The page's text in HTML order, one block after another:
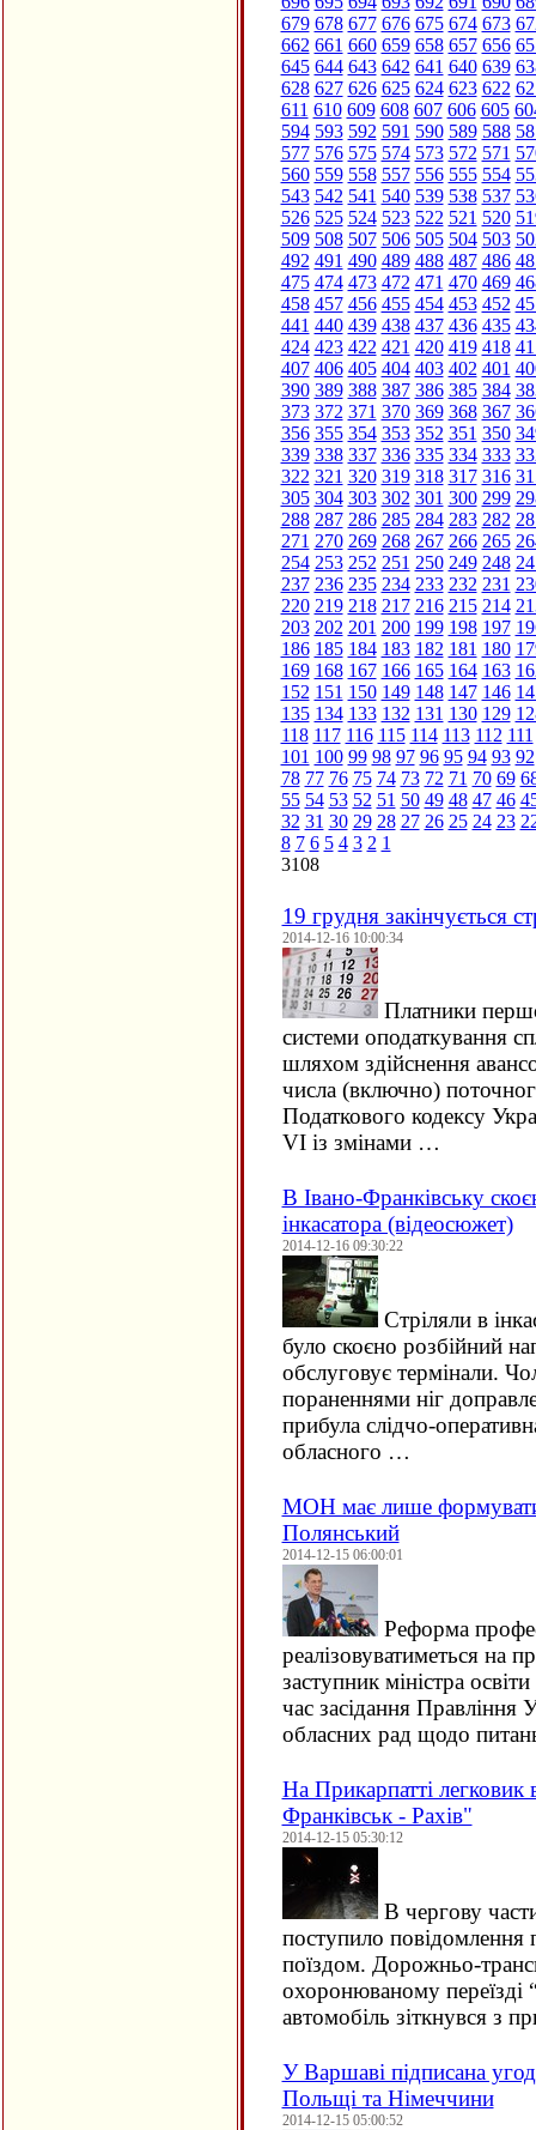
679 678 677 676 675 674 673
662 661 660 659 658 657 656
645 644 643 642 641 640 639
628 627 626 625 624 623 622
611 610 609 608 607 606 605
594 593 592 591 590 589 588
577 576 575 574 573 572 571
560 559 558 557 556 555 554
543 542 541 540 539 538 537
526 525 524 523 522 521 520
509 508 507 506 505 504 503
492 491 490 489 488 487 486
475 474 473 472 471 470 469
458 457 456 455 454 453 452
441 440 439 438 437 436 435
424 423 422 421 420 419 418
407 406 405 404 403 402 401
390 389 388 387 386 385 384
373 372 371 370 369 368 367
356 355 354 353 352 351 350
339 338 337 336 335 334 333
322 321 320 319 318 317 316
305 304 303 302 301 300 299
288 287 286 285 284 283 282
271 270 269 268 267 266 265
254 253 252 251 250 249 248
237 236 235 234 233 232 231
220 219 218 217 216 215 214
203 202 201 200 199 198 197
186 185 184 183 182 181 180
169 168 167 166 165 164 163
152 151 150 149 148 147 146
135 134 133 132 131 130 129
118 117 116 115 114 113 112 111
101 100 99 98 97 96 95 94 93 92
78 77 76 75 74 73 72 71 70 69
55 54 53 52 51 50 49 48 47 46
32 31 30 29 28 27 26 25 24 23
8 7 6 5 4 3 2 1
3108
19 грудня закінчується
2014-12-16 10:00:34
Платники
системи оподаткування
шляхом здійснення
числа (включно)
Податкового кодексу
VIіз змінами …
В Івано-Франківську
інкасатора (відеосюжет)
2014-12-16 09:30:22
Стріляли в
було скоєно розбійний
обслуговує термінали.
пораненнями ніг
прибула слідчо-
обласного …
МОН має лише формувати
Полянський
2014-12-15 06:00:01
Реформа
реалізовуватиметься на
заступник міністра
час засідання Правління
обласних рад щодо
На Прикарпатті легковик
Франківськ - Рахів"
2014-12-15 05:30:12
В чергову
поступило повідомлення
поїздом. Дорожньо-
охоронюваному переїзді
автомобіль зіткнувся з
У Варшаві підписана
Польщі та Німеччини
2014-12-15 05:00:52